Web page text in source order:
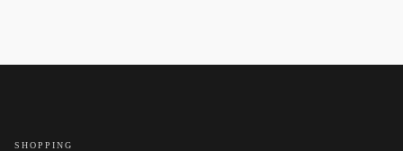
SHOPPING